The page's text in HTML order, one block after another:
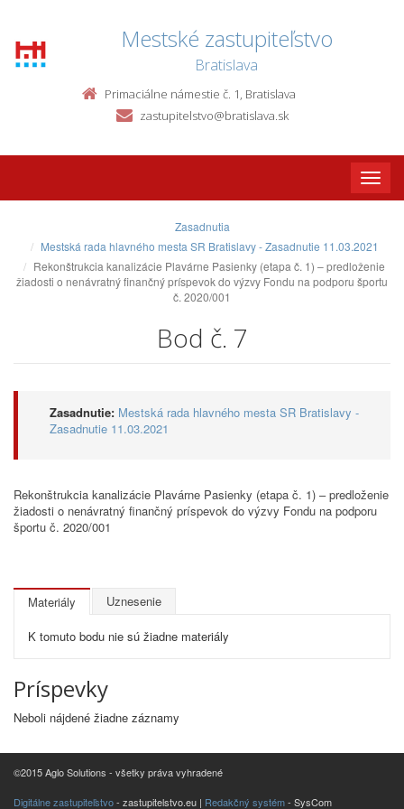
Mestské zastupiteľstvo
Bratislava
Primaciálne námestie č. 1, Bratislava
zastupitelstvo@bratislava.sk
Toggle
Zasadnutia
Mestská rada hlavného mesta SR Bratislavy - Zasadnutie 11.03.2021
Rekonštrukcia kanalizácie Plavárne Pasienky (etapa č. 1) – predloženie
žiadosti o nenávratný finančný príspevok do výzvy Fondu na podporu športu
č. 2020/001
Bod č. 7
Zasadnutie: Mestská rada hlavného mesta SR Bratislavy -
Zasadnutie 11.03.2021
Rekonštrukcia kanalizácie Plavárne Pasienky (etapa č. 1) – predloženie
žiadosti o nenávratný finančný príspevok do výzvy Fondu na podporu
športu č. 2020/001
Materiály Uznesenie
K tomuto bodu nie sú žiadne materiály
Príspevky
Neboli nájdené žiadne záznamy
©2015 Aglo Solutions - všetky práva vyhradené
Digitálne zastupiteľstvo- zastupitelstvo.eu | Redakčný systém- SysCom